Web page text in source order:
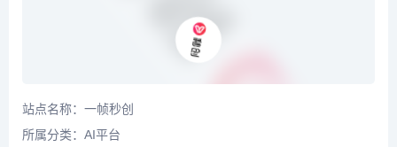
站点名称：一帧秒创
所属分类： AI平台